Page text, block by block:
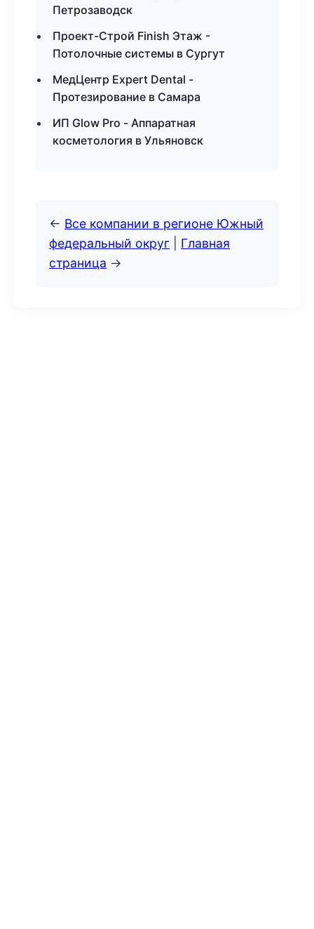
Петрозаводск
Проект-Строй Finish Этаж -
Потолочные системы в Сургут
МедЦентр Expert Dental -
Протезирование в Самара
ИП Glow Pro - Аппаратная
косметология в Ульяновск
← Все компании в регионе Южный
федеральный округ
Главная
страница →